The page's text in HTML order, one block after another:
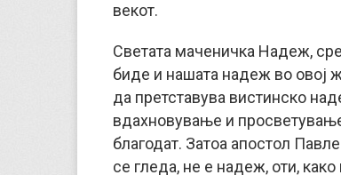
векот.
Светата маченичка Надеж,
биде и нашата надеж во овој
да претставува вистинско
вдахновување и
благодат. Затоа апостол
се гледа, не е надеж, оти,